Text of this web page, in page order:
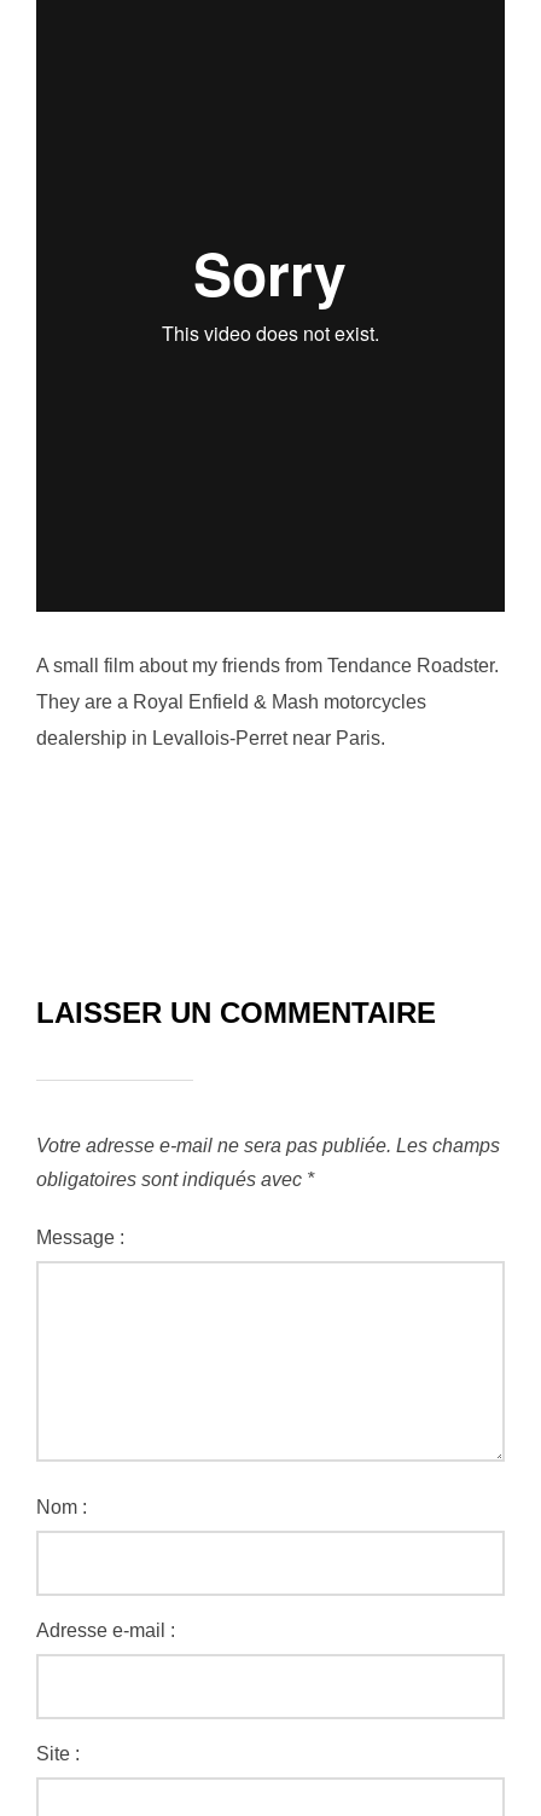
A small film about my friends from Tendance Roadster.
They are a Royal Enfield & Mash motorcycles
dealership in Levallois-Perret near Paris.
LAISSER UN COMMENTAIRE
Votre adresse e-mail ne sera pas publiée. Les champs
obligatoires sont indiqués avec *
Message :
Nom :
Adresse e-mail :
Site :